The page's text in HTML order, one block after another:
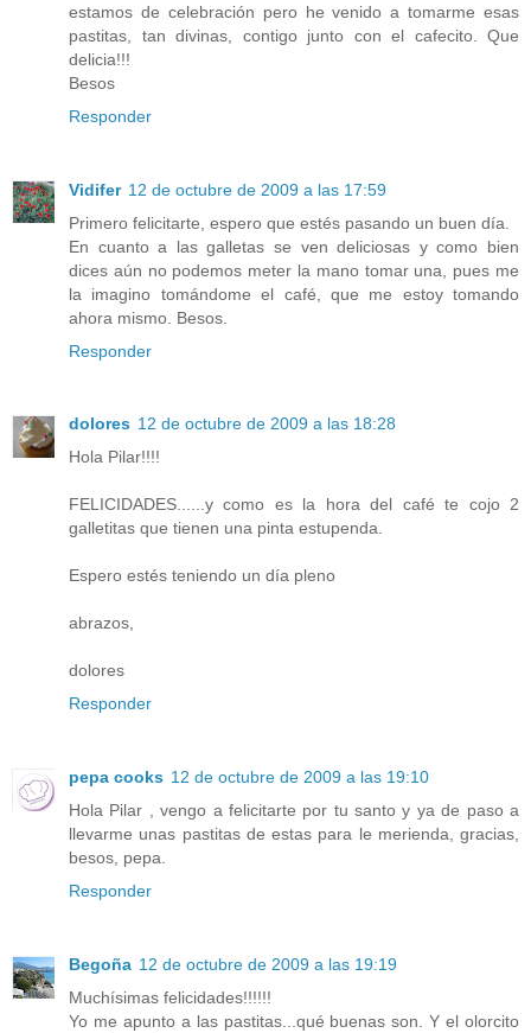
estamos de celebración pero he venido a tomarme esas
pastitas, tan divinas, contigo junto con el cafecito. Que
delicia!!!
Besos
Responder
Vidifer 12 de octubre de 2009 a las 17:59
Primero felicitarte, espero que estés pasando un buen día.
En cuanto a las galletas se ven deliciosas y como bien
dices aún no podemos meter la mano tomar una, pues me
la imagino tomándome el café, que me estoy tomando
ahora mismo. Besos.
Responder
dolores 12 de octubre de 2009 a las 18:28
Hola Pilar!!!!
FELICIDADES......y como es la hora del café te cojo 2
galletitas que tienen una pinta estupenda.
Espero estés teniendo un día pleno
abrazos,
dolores
Responder
pepa cooks 12 de octubre de 2009 a las 19:10
Hola Pilar , vengo a felicitarte por tu santo y ya de paso a
llevarme unas pastitas de estas para le merienda, gracias,
besos, pepa.
Responder
Begoña 12 de octubre de 2009 a las 19:19
Muchísimas felicidades!!!!!!
Yo me apunto a las pastitas...qué buenas son. Y el olorcito